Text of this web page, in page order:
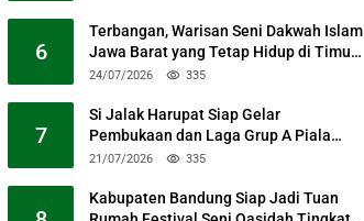
6
Terbangan, Warisan Seni Dakwah Islam
Jawa Barat yang Tetap Hidup di Timur
Kabupaten Bandung
24/07/2026 335
7
Si Jalak Harupat Siap Gelar
Pembukaan dan Laga Grup A Piala
Presiden 2026 Sabtu Mendatang
21/07/2026 335
Kabupaten Bandung Siap Jadi Tuan